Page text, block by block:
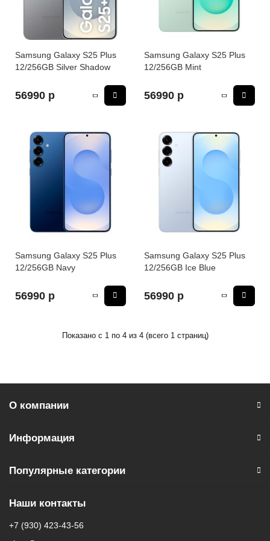
iPad Pro 13 M4 (2024)
AirTag
HomePod
Samsung Galaxy S25 Plus
12/256GB Silver Shadow
56990 р
Samsung Galaxy S25 Plus
12/256GB Mint
56990 р
Samsung Galaxy S25 Plus
12/256GB Navy
56990 р
Samsung Galaxy S25 Plus
12/256GB Ice Blue
56990 р
Показано с 1 по 4 из 4 (всего 1 страниц)
О компании
Информация
Популярные категории
Наши контакты
+7 (930) 423-43-56